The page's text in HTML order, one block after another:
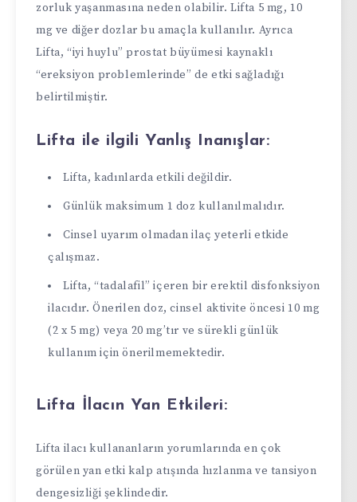
zorluk yaşanmasına neden olabilir. Lifta 5 mg, 10
mg ve diğer dozlar bu amaçla kullanılır. Ayrıca
Lifta, “iyi huylu” prostat büyümesi kaynaklı
“ereksiyon problemlerinde” de etki sağladığı
belirtilmiştir.
Lifta ile ilgili Yanlış Inanışlar:
Lifta, kadınlarda etkili değildir.
Günlük maksimum 1 doz kullanılmalıdır.
Cinsel uyarım olmadan ilaç yeterli etkide
çalışmaz.
Lifta, “tadalafil” içeren bir erektil disfonksiyon
ilacıdır. Önerilen doz, cinsel aktivite öncesi 10 mg
(2 x 5 mg) veya 20 mg’tır ve sürekli günlük
kullanım için önerilmemektedir.
Lifta İlacın Yan Etkileri:
Lifta ilacı kullananların yorumlarında en çok
görülen yan etki kalp atışında hızlanma ve tansiyon
dengesizliği şeklindedir.